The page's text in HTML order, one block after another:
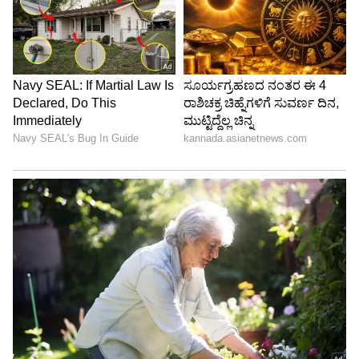
Image Credit :AI Meta
ಅತ್ತೆ-ಮಾವನ ಮನ ಗೆಲ್ಲುವುದು ಮತ್ತು
ಹೊಂದಿಕೊಳ್ಳುವುದು ಹೇಗೆ?
ಹೊಸ ಕುಟುಂಬದ ಪದ್ಧತಿಗಳನ್ನು ಅರ್ಥಮಾಡಿಕೊಳ್ಳುವುದು
ಮತ್ತು ಅತ್ತೆ, ಅತ್ತಿಗೆ ಅಥವಾ ಇತರ ಕುಟುಂಬ ಸದಸ್ಯರೊಂದಿಗೆ
ಹಾಗಾಗಿ ಮಹಿಳೆಯರು ತಮ್ಮ ಅತ್ತೆ-ಮಾವನ ಮನೆಯಲ್ಲಿ
ಎಲ್ಲರ ಫೇವರಿಟ್ ಆಗುವುದು ಹೇಗೆ ಮತ್ತು ಯಾವುದೇ ತಪ್ಪು
ತಿಳುವಳಿಕೆ ಅಥವಾ ಸಂಘರ್ಷಗಳನ್ನು ತಪ್ಪಿಸುವುದು ಹೇಗೆ
ಎಂದು ತಿಳಿಯಲು Google ಸರ್ಚ್ ಮಾಡುತ್ತಾರೆ.
5
7